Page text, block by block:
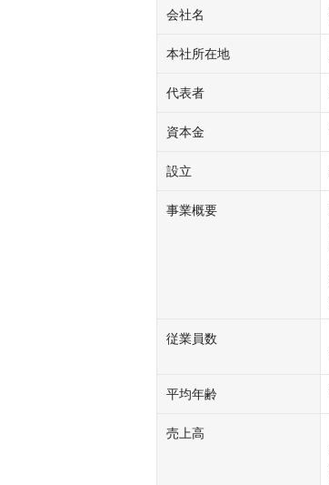
会社名
本社所在地
代表者
資本金
設立
事業概要
従業員数
平均年齢
売上高